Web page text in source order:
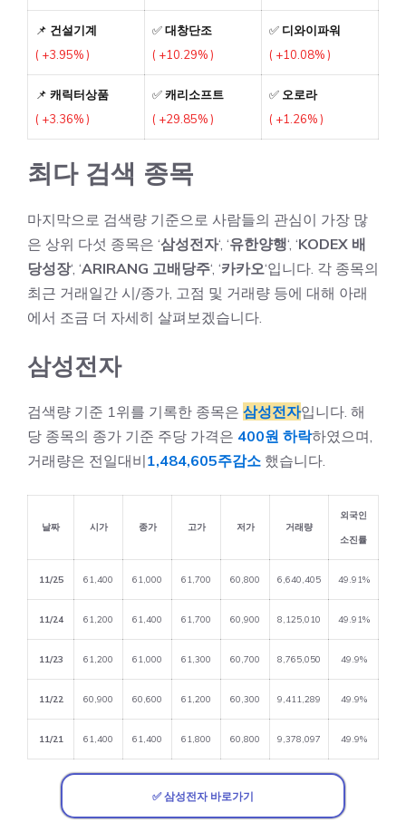
📌 건설기계
( +3.95% )
✅대창단조
( +10.29% )
✅ 디와이파워
( +10.08% )
📌 캐릭터상품
( +3.36% )
✅캐리소프트
( +29.85% )
✅ 오로라
( +1.26% )
최다 검색 종목
마지막으로 검색량 기준으로 사람들의 관심이 가장 많
은 상위 다섯 종목은 ‘삼성전자‘, ‘유한양행‘, ‘KODEX 배
당성장‘, ‘ARIRANG 고배당주‘, ‘카카오‘입니다. 각 종목의
최근 거래일간 시/종가, 고점 및 거래량 등에 대해 아래
에서 조금 더 자세히 살펴보겠습니다.
삼성전자
검색량 기준 1위를 기록한 종목은 삼성전자입니다. 해
당 종목의 종가 기준 주당 가격은 400원 하락하였으며,
거래량은 전일대비1,484,605주감소 했습니다.
날짜 시가 종가 고가 저가 거래량
외국인
소진률
11/25 61,400 61,000 61,700 60,800 6,640,405 49.91%
11/24 61,200 61,400 61,700 60,900 8,125,010 49.91%
11/23 61,200 61,000 61,300 60,700 8,765,050 49.9%
11/22 60,900 60,600 61,200 60,300 9,411,289 49.9%
11/21 61,400 61,400 61,800 60,800 9,378,097 49.9%
✅ 삼성전자 바로가기